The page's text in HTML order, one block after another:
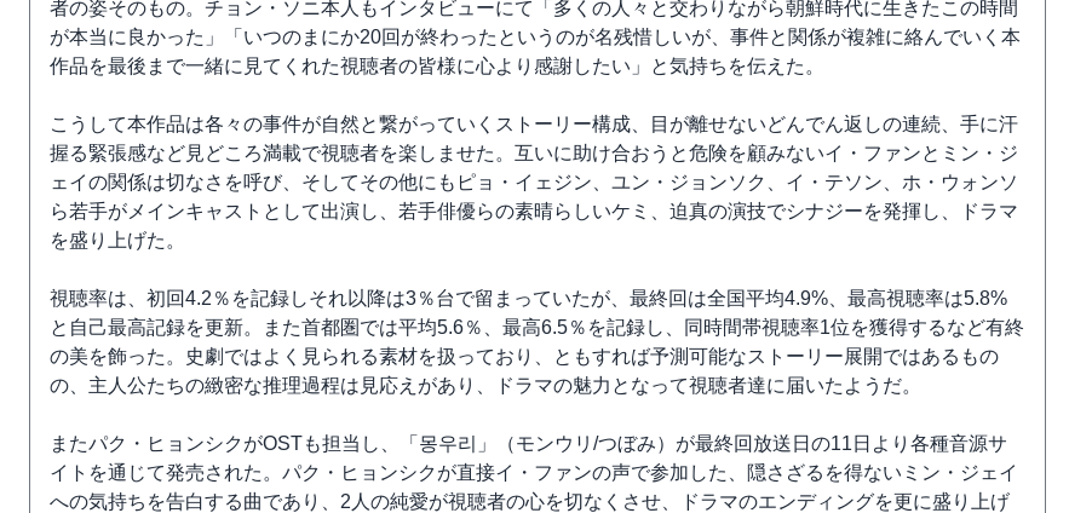
者の姿そのもの。チョン・ソニ本人もインタビューにて「多くの人々と交わりながら朝鮮時代に生きたこの時間
が本当に良かった」「いつのまにか20回が終わったというのが名残惜しいが、事件と関係が複雑に絡んでいく本
作品を最後まで一緒に見てくれた視聴者の皆様に心より感謝したい」と気持ちを伝えた。
こうして本作品は各々の事件が自然と繋がっていくストーリー構成、目が離せないどんでん返しの連続、手に汗
握る緊張感など見どころ満載で視聴者を楽しませた。互いに助け合おうと危険を顧みないイ・ファンとミン・ジ
ェイの関係は切なさを呼び、そしてその他にもピョ・イェジン、ユン・ジョンソク、イ・テソン、ホ・ウォンソ
ら若手がメインキャストとして出演し、若手俳優らの素晴らしいケミ、迫真の演技でシナジーを発揮し、ドラマ
を盛り上げた。
視聴率は、初回4.2％を記録しそれ以降は3％台で留まっていたが、最終回は全国平均4.9%、最高視聴率は5.8%
と自己最高記録を更新。また首都圏では平均5.6％、最高6.5％を記録し、同時間帯視聴率1位を獲得するなど有終
の美を飾った。史劇ではよく見られる素材を扱っており、ともすれば予測可能なストーリー展開ではあるもの
の、主人公たちの緻密な推理過程は見応えがあり、ドラマの魅力となって視聴者達に届いたようだ。
またパク・ヒョンシクがOSTも担当し、「몽우리」（モンウリ/つぼみ）が最終回放送日の11日より各種音源サ
イトを通じて発売された。パク・ヒョンシクが直接イ・ファンの声で参加した、隠さざるを得ないミン・ジェイ
への気持ちを告白する曲であり、2人の純愛が視聴者の心を切なくさせ、ドラマのエンディングを更に盛り上げ